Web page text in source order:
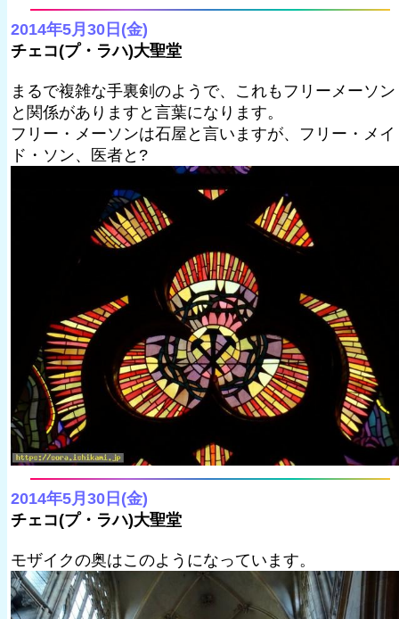
2014年5月30日(金)
チェコ(プ・ラハ)大聖堂
まるで複雑な手裏剣のようで、これもフリーメーソン
と関係がありますと言葉になります。
フリー・メーソンは石屋と言いますが、フリー・メイ
ド・ソン、医者と?
2014年5月30日(金)
チェコ(プ・ラハ)大聖堂
モザイクの奥はこのようになっています。